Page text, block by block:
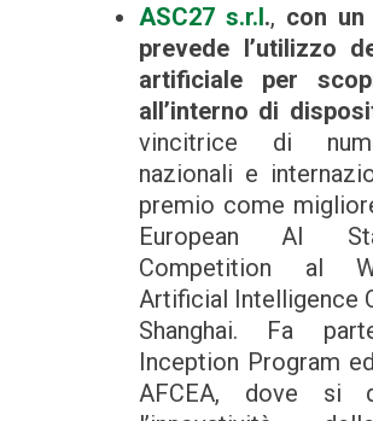
ASC27 s.r.l., con
prevede l’utilizzo
artificiale per
all’interno di
vincitrice di
nazionali e
premio come
European AI
Competition al
Artificial Intelligence
Shanghai. Fa
Inception Program
AFCEA, dove si